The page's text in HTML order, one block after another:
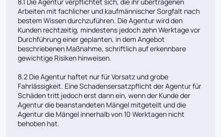
Arbeiten mit fachlicher und kaufmännischer Sorgfalt nach
bestem Wissen durchzuführen. Die Agentur wird den
Kunden rechtzeitig, mindestens jedoch zehn Werktage vor
Durchführung einer geplanten, in dem Angebot
beschriebenen Maßnahme, schriftlich auf erkennbare
gewichtige Risiken hinweisen.
8.2 Die Agentur haftet nur für Vorsatz und grobe
Fahrlässigkeit. Eine Schadensersatzpflicht der Agentur für
Schäden tritt jedoch erst dann ein, wenn der Kunde der
Agentur die beanstandeten Mängel mitgeteilt und die
Agentur die Mängel innerhalb von 10 Werktagen nicht
behoben hat.